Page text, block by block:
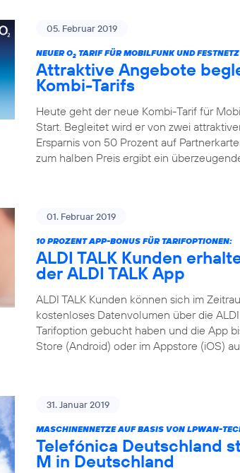
05. Februar 2019
NEUER O2 TARIF FÜR MOBILFUNK UND
Attraktive Angebote
Kombi-Tarifs
Heute geht der neue Kombi-Tarif für
Start. Begleitet wird er von zwei
Ersparnis von 50 Prozent auf
zum halben Preis ergibt ein
01. Februar 2019
10 PROZENT APP-BONUS FÜR TARIFOPTIONEN:
ALDI TALK Kunden
der ALDI TALK App
ALDI TALK Kunden können sich im
kostenloses Datenvolumen über die
Tarifoption gebucht haben und die App
Store (Android) oder im Appstore (iOS)
31. Januar 2019
MASCHINENNETZE AUF BASIS VON LPWAN-
Telefónica Deutschland
M in Deutschland